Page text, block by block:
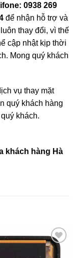
0938 269
để nhận hỗ trợ và
thay đổi, vì thế
cập nhật kịp thời
Mong quý khách
vụ thay mặt
quý khách hàng
khách.
khách hàng Hà